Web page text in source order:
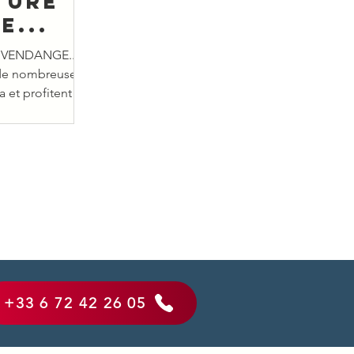
nombreuses
et profitent de
‭+33 6 72 42 26 05‬